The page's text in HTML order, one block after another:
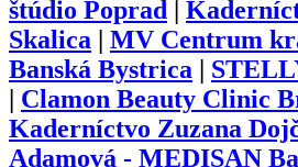
štúdio Poprad
Skalica
MV Centrum
Banská Bystrica
Clamon Beauty Clinic
Kaderníctvo Zuzana
Adamová - MEDISAN